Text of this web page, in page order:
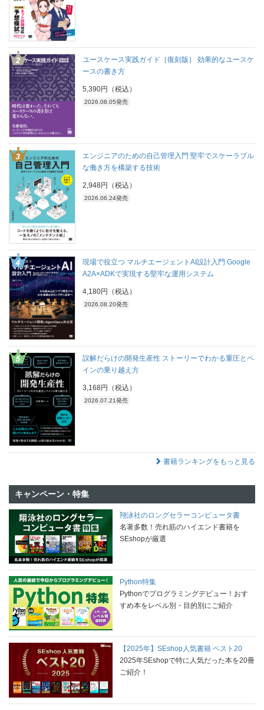
ユースケース実践ガイド［復刻版］ 効果的なユースケ
ースの書き方
5,390円（税込）
2026.08.05発売
エンジニアのための自己管理入門 堅牢でスケーラブル
な働き方を構築する技術
2,948円（税込）
2026.06.24発売
現場で役立つ マルチエージェントAI設計入門 Google
A2A×ADKで実現する堅牢な運用システム
4,180円（税込）
2026.08.20発売
誤解だらけの開発生産性 ストーリーでわかる重圧とペ
インの乗り越え方
3,168円（税込）
2026.07.21発売
書籍ランキングをもっと見る
キャンペーン・特集
翔泳社のロングセラーコンピュータ書
名著多数！売れ筋のハイエンド書籍を
SEshopが厳選
Python特集
Pythonでプログラミングデビュー！おす
すめ本をレベル別・目的別にご紹介
【2025年】SEshop人気書籍 ベスト20
2025年SEshopで特に人気だった本を20冊
ご紹介！